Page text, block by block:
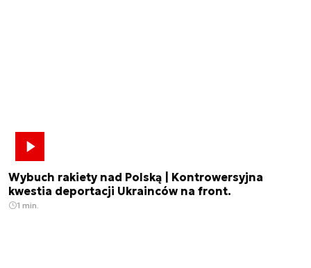
Wybuch rakiety nad Polską | Kontrowersyjna
kwestia deportacji Ukrainców na front.
1 min.